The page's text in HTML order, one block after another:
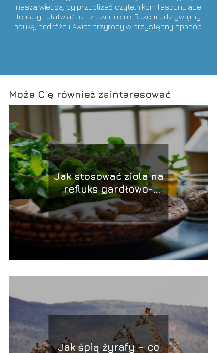
naszą wiedzą, by przybliżać czytelnikom fascynujące
tematy i ułatwiać ich zrozumienie. Razem odkrywajmy
naukę, podróże i świat przyrody w przystępny sposób!
Może Cię również zainteresować
Jak stosować zioła na
refluks gardłowo-
krtaniowy?
Jak śpią żyrafy – co